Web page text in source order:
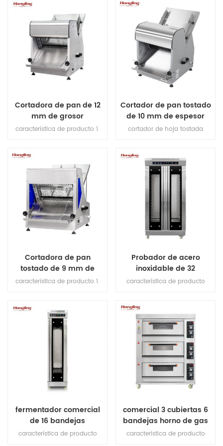
# 304 y gancho. 3. gancho de
flexión nunca roto. 4.
rodamiento importado de
Japón. 5. superposición y fuga
fucntion protegida. 6. doble
velocidad, doble dirección. 7.
control de doble temporizador.
3.con protección contra fugas.
4. garantía del calentador de
10 años. 5.con protección
contra sobrecalentamiento /
sobrecarga. 6. fuego superior 6
calentadores. fuego inferior 6
calentador.
Cortadora de pan de 12
mm de grosor
característica de producto 1.
pan 380mm. 3.Capacidad de
producción 200-300pcs / h. 4.
motor de cobre en el interior.
Plataforma de 5,1 mm de
espesor de acero inoxidable
6.espesor de corte: 12 mm
Cortador de pan tostado
de 10 mm de espesor
cortador de hoja tostada
elección, pero si tiene otros
requisitos, contáctenos para
hacer sus rebanadoras
personalizadas.
Cortadora de pan
tostado de 9 mm de
grosor
característica de producto 1.
pan 380mm. 3.Capacidad de
producción 200-300pcs / h. 4.
motor de cobre en el interior.
Plataforma de 5,1 mm de
espesor de corte: 10 mm
Probador de acero
inoxidable de 32
bandejas para
característica de producto
tanque de agua 3.pantalla
digital de control de
temporizador 4.inyección
automática de agua
5.ventilador de circulación
incorporado 6.Distancia
ajustable de bandeja a
bandeja
fermentador comercial
de 16 bandejas
característica de producto
comercial 3 cubiertas 6
bandejas horno de gas
característica de producto